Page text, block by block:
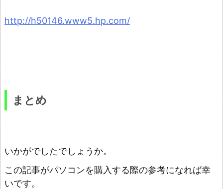
http://h50146.www5.hp.com/
まとめ
いかがでしたでしょうか。
この記事がパソコンを購入する際の参考になれば幸
いです。